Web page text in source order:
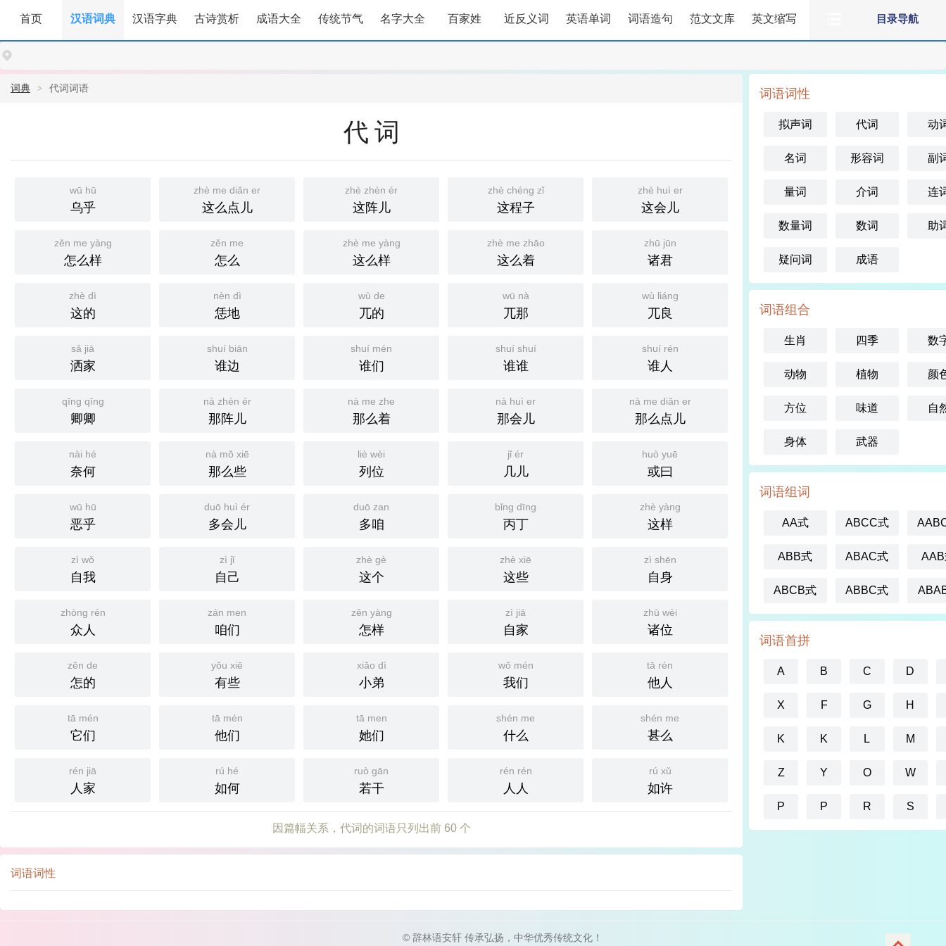
目录导航
首页 汉语词典 汉语字典 古诗赏析 成语大全 传统节气 名字大全 百家姓 近反义词 英语单词 词语造句 范文文库 英文缩写
词典 代词词语
代词
wū hū
乌乎
zhè me diǎn er
这么点儿
zhè zhèn ér
这阵儿
zhè chéng zǐ
这程子
zhè huì er
这会儿
zěn me yàng
怎么样
zěn me
怎么
zhè me yàng
这么样
zhè me zhāo
这么着
zhū jūn
诸君
zhè dì
这的
nèn dì
恁地
wù de
兀的
wū nà
兀那
wù liáng
兀良
sǎ jiā
洒家
shuí biān
谁边
shuí mén
谁们
shuí shuí
谁谁
shuí rén
谁人
qīng qīng
卿卿
nà zhèn ér
那阵儿
nà me zhe
那么着
nà huì er
那会儿
nà me diǎn er
那么点儿
nài hé
奈何
nà mǒ xiē
那么些
liè wèi
列位
jǐ ér
几儿
huò yuē
或曰
wū hū
恶乎
duō huì ér
多会儿
duō zan
多咱
bǐng dīng
丙丁
zhè yàng
这样
zì wǒ
自我
zì jǐ
自己
zhè gè
这个
zhè xiē
这些
zì shēn
自身
zhòng rén
众人
zán men
咱们
zěn yàng
怎样
zì jiā
自家
zhū wèi
诸位
zěn de
怎的
yǒu xiē
有些
xiǎo dì
小弟
wǒ mén
我们
tā rén
他人
tā mén
它们
tā mén
他们
tā men
她们
shén me
什么
shén me
甚么
rén jiā
人家
rú hé
如何
ruò gān
若干
rén rén
人人
rú xǔ
如许
因篇幅关系，代词的词语只列出前 60 个
词语词性
词语词性
拟声词 代词 动
名词 形容词 副
量词 介词 连
数量词 数词 助
疑问词 成语
词语组合
生肖 四季 数
动物 植物 颜
方位 味道 自
身体 武器
词语组词
AA式 ABCC式
ABB式 ABAC式
ABCB式 ABBC式
词语首拼
A B C D
X F G H
K K L M
Z Y O W
P P R S
© 辞林语安轩 传承弘扬，中华优秀传统文化！